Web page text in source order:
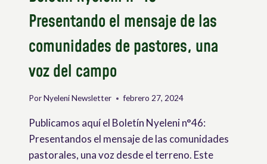
VÍA
Presentando el mensaje de las
comunidades de pastores, una
voz del campo
PorNyeleni Newsletter febrero 27, 2024
Publicamos aquí el Boletín Nyeleni n°46:
Presentandos el mensaje de las comunidades
pastorales, una voz desde el terreno. Este